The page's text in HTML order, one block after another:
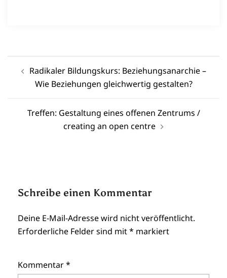
Beitragsnavigation
Radikaler Bildungskurs: Beziehungsanarchie –
Wie Beziehungen gleichwertig gestalten?
Treffen: Gestaltung eines offenen Zentrums /
creating an open centre
Schreibe einen Kommentar
Deine E-Mail-Adresse wird nicht veröffentlicht.
Erforderliche Felder sind mit* markiert
Kommentar*